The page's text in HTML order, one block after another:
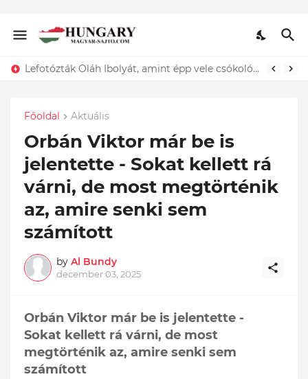
Lefotózták Oláh Ibolyát, amint épp vele csókolózik - EZT nem hiszed el, kinek a karjában kötött ki...ÍME
Főoldal Aktuális
Orbán Viktor már be is
jelentette - Sokat kellett rá
várni, de most megtörténik
az, amire senki sem
számított
by Al Bundy
december 03, 2025
Orbán Viktor már be is jelentette -
Sokat kellett rá várni, de most
megtörténik az, amire senki sem
számított